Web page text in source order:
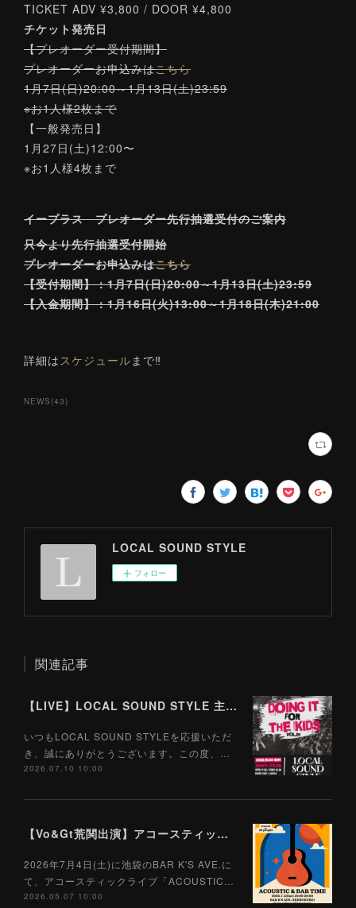
TICKET ADV ¥3,800 / DOOR ¥4,800
チケット発売日
【プレオーダー受付期間】
プレオーダーお申込みはこちら
1月7日(日)20:00～1月13日(土)23:59
※お1人様2枚まで
【一般発売日】
1月27日(土)12:00〜
※お1人様4枚まで
イープラス プレオーダー先行抽選受付のご案内
只今より先行抽選受付開始
プレオーダーお申込みはこちら
【受付期間】：1月7日(日)20:00～1月13日(土)23:59
【入金期間】：1月16日(火)13:00～1月18日(木)21:00
詳細はスケジュールまで‼
NEWS (43)
LOCAL SOUND STYLE
フォロー
関連記事
【LIVE】LOCAL SOUND STYLE 主催ツーマン企画『Doing It For The Kids Vol.01』開催決定！初回の対バン相手はGood Grief！
いつもLOCAL SOUND STYLEを応援いただ
き、誠にありがとうございます。この度、…
2026.07.10 10:00
【Vo&Gt荒関出演】アコースティックライブ「ACOUSTIC & BAR TIME」開催決定！
2026年7月4日(土)に池袋のBAR K'S AVE.に
て、アコースティックライブ「ACOUSTIC…
2026.05.07 10:00